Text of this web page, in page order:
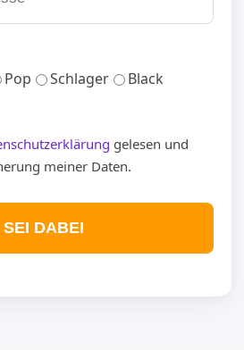
Pop Schlager
Black
gelesen und
meiner Daten.
SEI DABEI